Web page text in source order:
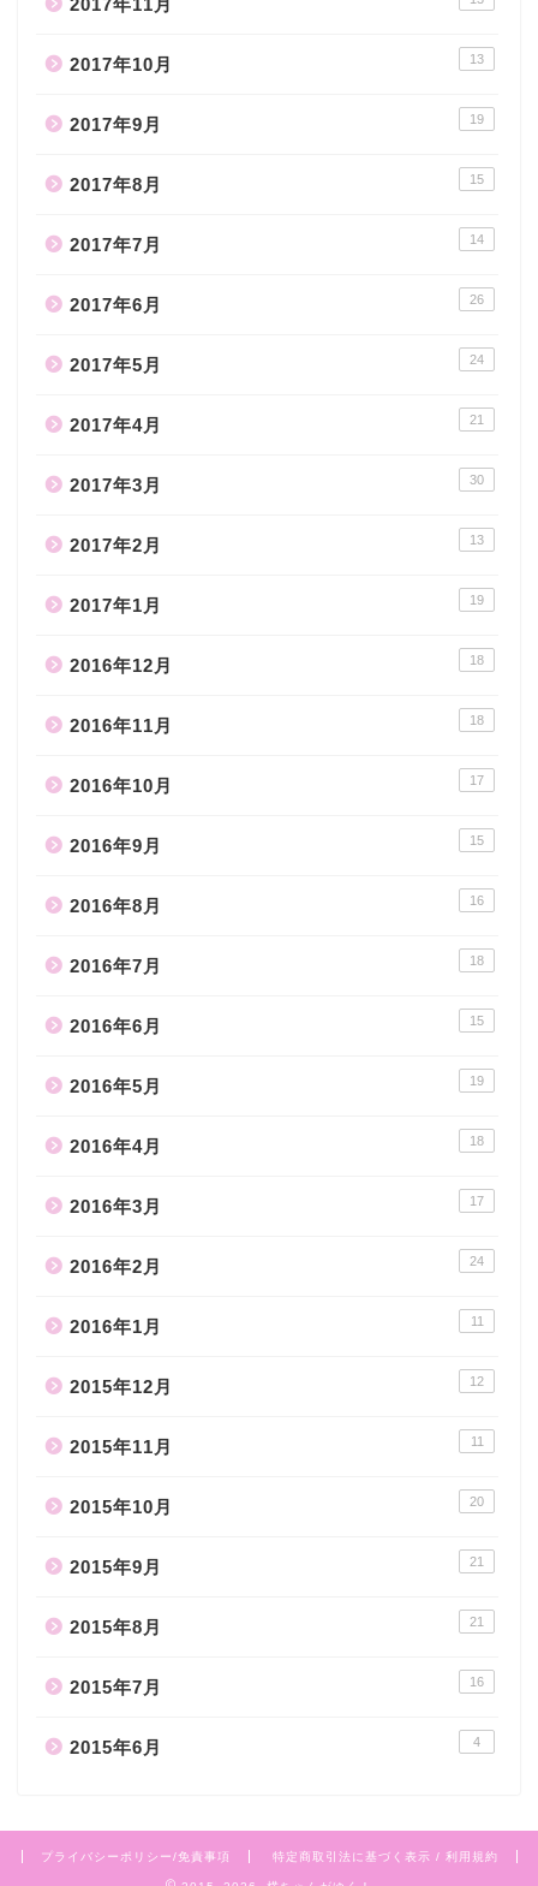
2017年10月 13
2017年9月 19
2017年8月 15
2017年7月 14
2017年6月 26
2017年5月 24
2017年4月 21
2017年3月 30
2017年2月 13
2017年1月 19
2016年12月 18
2016年11月 18
2016年10月 17
2016年9月 15
2016年8月 16
2016年7月 18
2016年6月 15
2016年5月 19
2016年4月 18
2016年3月 17
2016年2月 24
2016年1月 11
2015年12月 12
2015年11月 11
2015年10月 20
2015年9月 21
2015年8月 21
2015年7月 16
2015年6月 4
プライバシーポリシー/免責事項 特定商取引法に基づく表示 / 利用規約